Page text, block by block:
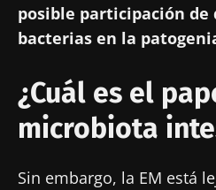
posible participación
bacterias en la
¿Cuál es el
microbiota
Sin embargo, la EM está